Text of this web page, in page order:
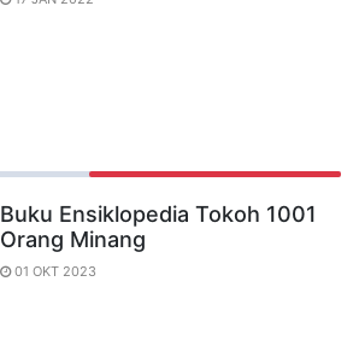
Buku Ensiklopedia Tokoh 1001
Orang Minang
01 OKT 2023